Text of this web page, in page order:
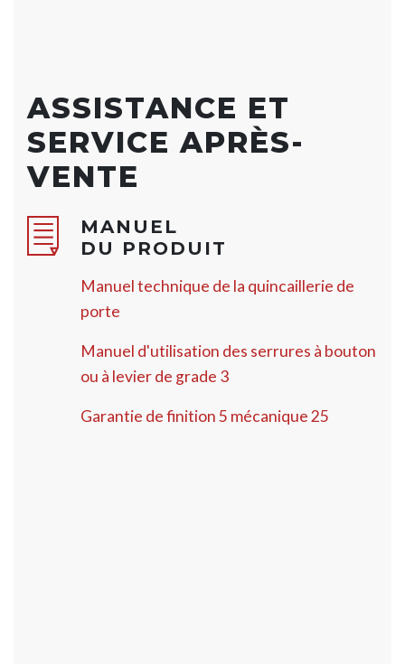
ASSISTANCE ET
SERVICE APRÈS-
VENTE
MANUEL
DU PRODUIT
Manuel technique de la quincaillerie de
porte
Manuel d'utilisation des serrures à bouton
ou à levier de grade 3
Garantie de finition 5 mécanique 25